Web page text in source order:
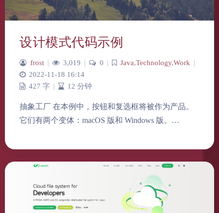
设计模式代码示例
frost | 3,019 | 0 | Java,Technology,Work |
2022-11-18 16:14
427 字 | 12 分钟
抽象工厂 在本例中，按钮和复选框将被作为产品。
它们有两个变体：macOS 版和 Windows 版。…